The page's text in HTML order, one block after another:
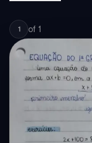
1 of 1